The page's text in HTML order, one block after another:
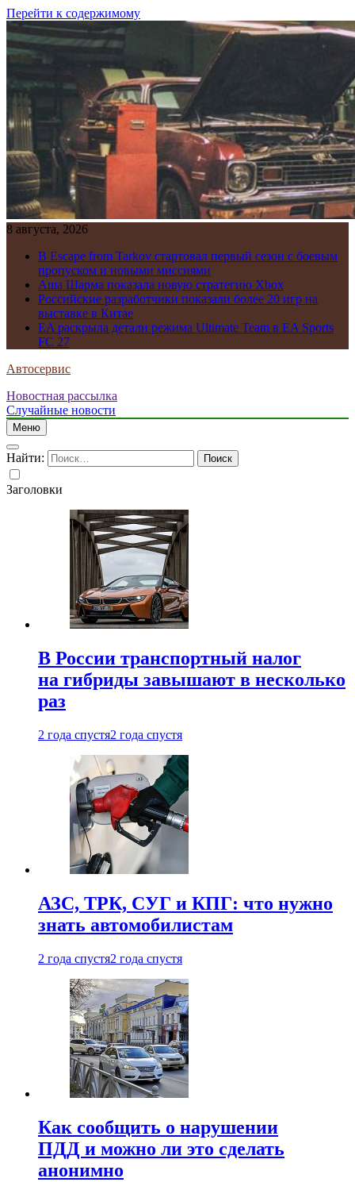
Перейти к содержимому
8 августа, 2026
В Escape from Tarkov стартовал первый сезон с боевым
пропуском и новыми миссиями
Аша Шарма показала новую стратегию Xbox
Российские разработчики показали более 20 игр на
выставке в Китае
EA раскрыла детали режима Ultimate Team в EA Sports
FC 27
Автосервис
Новостная рассылка
Случайные новости
Меню
Найти:
Заголовки
В России транспортный налог
на гибриды завышают в несколько
раз
2 года спустя2 года спустя
АЗС, ТРК, СУГ и КПГ: что нужно
знать автомобилистам
2 года спустя2 года спустя
Как сообщить о нарушении
ПДД и можно ли это сделать
анонимно